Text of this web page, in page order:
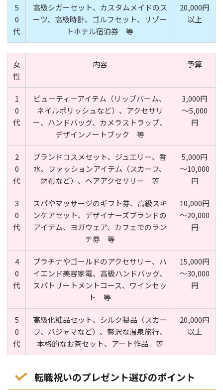
5
0
代
高級シガーセット、カスタムメイドのス
ーツ、高級時計、ゴルフセット、リゾー
トホテル宿泊券 等
20,000円
以上
女
性
内容 予算
1
0
代
ビューティーアイテム（リップバーム、
ネイルポリッシュなど）、アクセサリ
ー、ハンドバッグ、カメラストラップ、
デザインノートブック 等
3,000円
～5,000
円
2
0
代
ブランドコスメセット、ジュエリー、香
水、ファッションアイテム（スカーフ、
財布など）、ヘアアクセサリー 等
5,000円
～10,000
円
3
0
代
スパやマッサージのギフト券、高級スキ
ンケアセット、デザイナーズブランドの
アイテム、ヨガウェア、カフェでのラン
チ券 等
10,000円
～20,000
円
4
0
代
プラチナやゴールドのアクセサリー、ハ
イエンド美容家電、高級ハンドバッグ、
スパトリートメントコース、ワインセッ
ト 等
15,000円
～30,000
円
5
0
代
高級化粧品セット、シルク製品（スカー
フ、パジャマなど）、贅沢な温泉旅行、
本格的なお茶セット、アート作品 等
20,000円
以上
転職祝いのプレゼント選びのポイント